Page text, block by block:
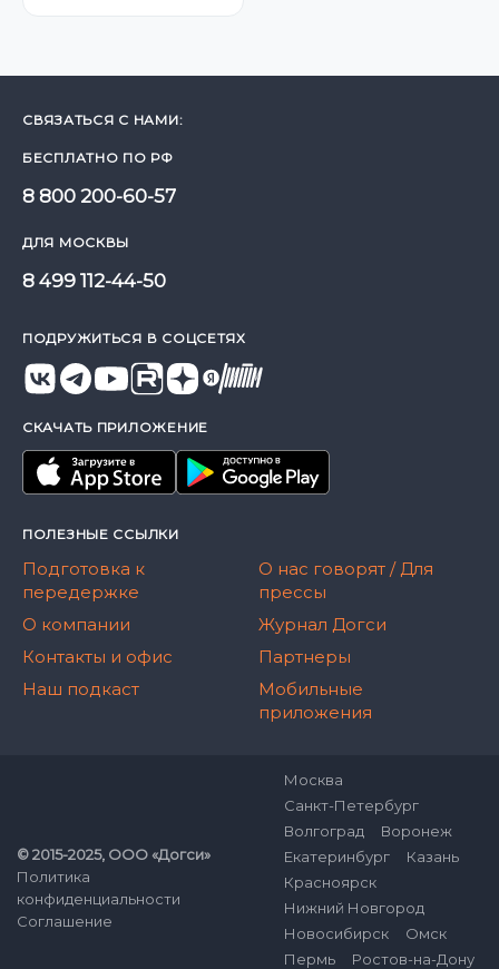
СВЯЗАТЬСЯ С НАМИ:
БЕСПЛАТНО ПО РФ
8 800 200-60-57
ДЛЯ МОСКВЫ
8 499 112-44-50
ПОДРУЖИТЬСЯ В СОЦСЕТЯХ
СКАЧАТЬ ПРИЛОЖЕНИЕ
ПОЛЕЗНЫЕ ССЫЛКИ
Подготовка к
передержке
О компании
Контакты и офис
Наш подкаст
О нас говорят / Для
прессы
Журнал Догси
Партнеры
Мобильные
приложения
© 2015-2025, ООО «Догси»
Политика
конфиденциальности
Соглашение
Москва
Санкт-Петербург
Волгоград
Воронеж
Екатеринбург
Казань
Красноярск
Нижний Новгород
Новосибирск
Омск
Пермь
Ростов-на-Дону